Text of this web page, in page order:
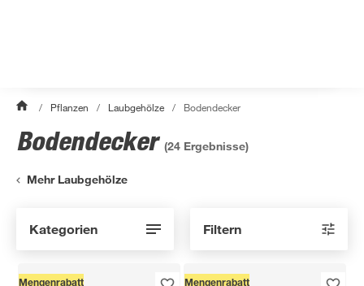
/ Pflanzen / Laubgehölze / Bodendecker
Bodendecker (24 Ergebnisse)
Mehr Laubgehölze
Kategorien Filtern
Mengenrabatt Mengenrabatt